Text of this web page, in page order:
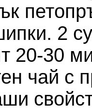
2
20-30
чай с